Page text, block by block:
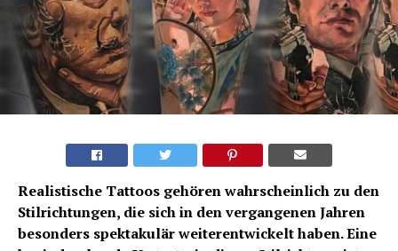
Realistische Tattoos gehören wahrscheinlich zu den
Stilrichtungen, die sich in den vergangenen Jahren
besonders spektakulär weiterentwickelt haben. Eine